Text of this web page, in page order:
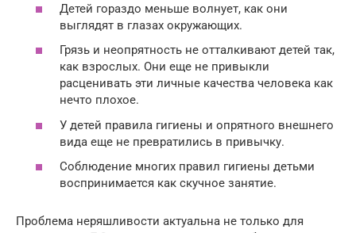
Детей гораздо меньше волнует, как они
выглядят в глазах окружающих.
Грязь и неопрятность не отталкивают детей так,
как взрослых. Они еще не привыкли
расценивать эти личные качества человека как
нечто плохое.
У детей правила гигиены и опрятного внешнего
вида еще не превратились в привычку.
Соблюдение многих правил гигиены детьми
воспринимается как скучное занятие.
Проблема неряшливости актуальна не только для